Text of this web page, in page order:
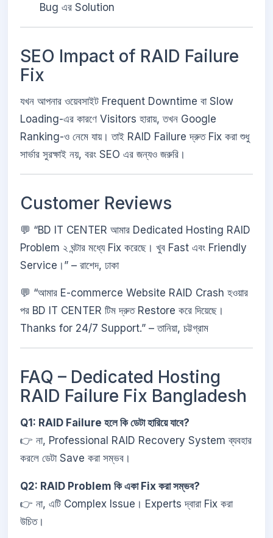
Bug এর Solution
SEO Impact of RAID Failure
Fix
যখন আপনার ওয়েবসাইট Frequent Downtime বা Slow
Loading-এর কারণে Visitors হারায়, তখন Google
Ranking-ও নেমে যায়। তাই RAID Failure দ্রুত Fix করা শুধু
সার্ভার সুরক্ষাই নয়, বরং SEO এর জন্যও জরুরি।
Customer Reviews
💬 “BD IT CENTER আমার Dedicated Hosting RAID
Problem ২ ঘন্টার মধ্যে Fix করেছে। খুব Fast এবং Friendly
Service।” – রাশেদ, ঢাকা
💬 “আমার E-commerce Website RAID Crash হওয়ার
পর BD IT CENTER টিম দ্রুত Restore করে দিয়েছে।
Thanks for 24/7 Support.” – তানিয়া, চট্টগ্রাম
FAQ – Dedicated Hosting
RAID Failure Fix Bangladesh
Q1: RAID Failure হলে কি ডেটা হারিয়ে যাবে?
👉 না, Professional RAID Recovery System ব্যবহার
করলে ডেটা Save করা সম্ভব।
Q2: RAID Problem কি একা Fix করা সম্ভব?
👉 না, এটি Complex Issue। Experts দ্বারা Fix করা
উচিত।